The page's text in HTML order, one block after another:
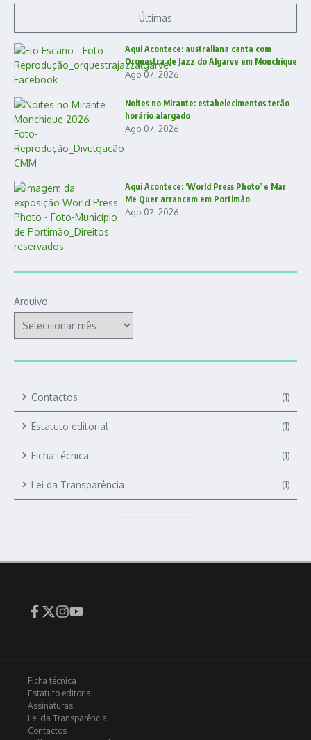
Últimas
Aqui Acontece: australiana canta com
Orquestra de Jazz do Algarve em Monchique
Ago 07, 2026
Noites no Mirante: estabelecimentos terão
horário alargado
Ago 07, 2026
Aqui Acontece: ‘World Press Photo’ e Mar
Me Quer arrancam em Portimão
Ago 07, 2026
Arquivo
Contactos (1)
Estatuto editorial (1)
Ficha técnica (1)
Lei da Transparência (1)
Ficha técnica
Estatuto editorial
Assinaturas
Lei da Transparência
Contactos